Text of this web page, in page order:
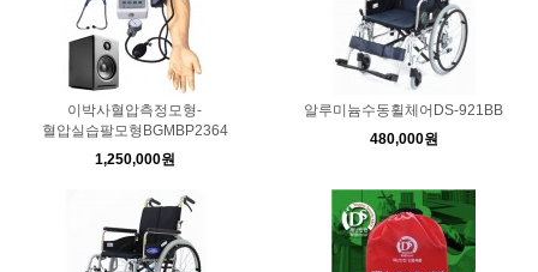
이박사혈압측정모형-
혈압실습팔모형BGMBP2364
1,250,000원
알루미늄수동휠체어DS-921BB
480,000원